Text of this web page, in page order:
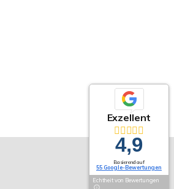
Exzellent
4,9
Basierend auf
55 Google-Bewertungen
Echtheit von Bewertungen